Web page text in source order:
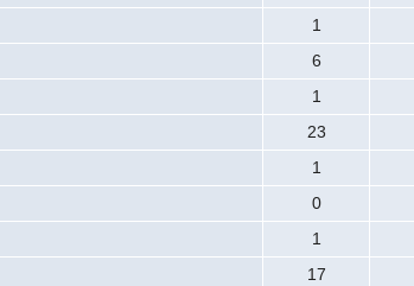
1
6
1
23
1
0
1
17